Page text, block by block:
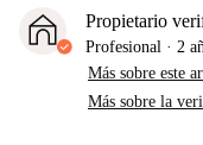
Propietario
Profesional · 2
Más sobre este
Más sobre la